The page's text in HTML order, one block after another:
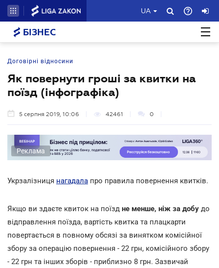
UA
БІЗНЕС
Договірні відносини
Як повернути гроші за квитки на
поїзд (інфографіка)
5 серпня 2019, 10:06 42461 0
Реклама
Укрзалізниця нагадала про правила повернення квитків.
Якщо ви здаєте квиток на поїзд не менше, ніж за добу до
відправлення поїзда, вартість квитка та плацкарти
повертається в повному обсязі за винятком комісійної
збору за операцію повернення - 22 грн, комісійного збору
- 22 грн та інших зборів - приблизно 8 грн. Зазвичай